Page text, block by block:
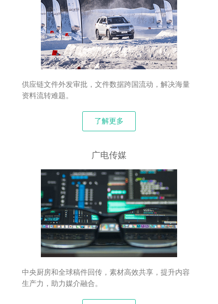
供应链文件外发审批，文件数据跨国流动，解决海量
资料流转难题。
了解更多
广电传媒
中央厨房和全球稿件回传，素材高效共享，提升内容
生产力，助力媒介融合。